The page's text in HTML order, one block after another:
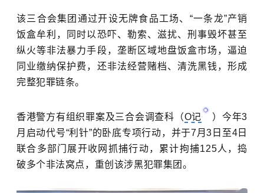
该三合会集团通过开设无牌食品工场、“一条龙”产销
饭盒牟利，同时以恐吓、勒索、滋扰、刑事毁坏甚至
纵火等非法暴力手段，垄断区域地盘饭盒市场，逼迫
同业缴纳保护费，还非法经营赌档、清洗黑钱，形成
完整犯罪链条。
香港警方有组织罪案及三合会调查科（O记
）今年3
月启动代号“利针”的卧底专项行动，并于7月3日至4日
联合多部门展开收网抓捕行动，累计拘捕125人，捣
破多个非法窝点，重创该涉黑犯罪集团。